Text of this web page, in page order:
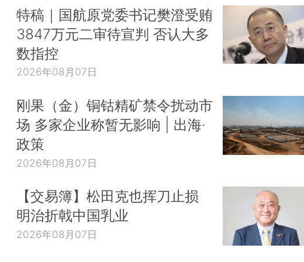
特稿｜国航原党委书记樊澄受贿
3847万元二审待宣判 否认大多
数指控
2026年08月07日
刚果（金）铜钴精矿禁令扰动市
场 多家企业称暂无影响 | 出海·
政策
2026年08月07日
【交易簿】松田克也挥刀止损
明治折戟中国乳业
2026年08月07日